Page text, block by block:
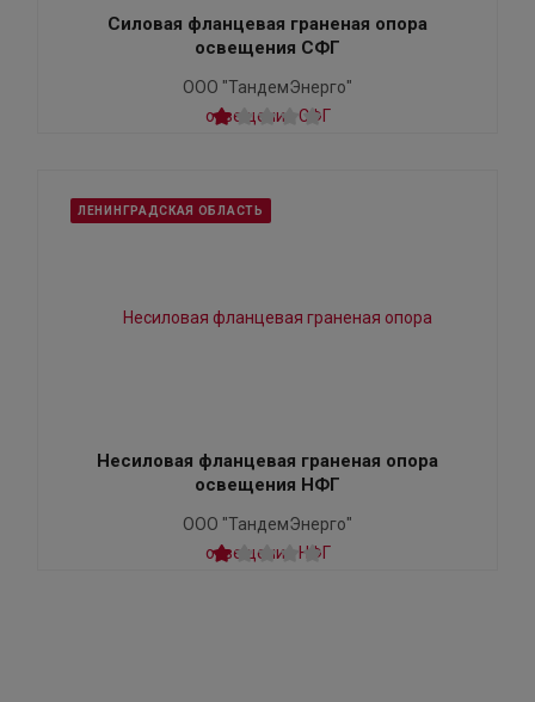
Силовая фланцевая граненая опора
освещения СФГ
ООО "ТандемЭнерго"
ЛЕНИНГРАДСКАЯ ОБЛАСТЬ
Несиловая фланцевая граненая опора
освещения НФГ
ООО "ТандемЭнерго"